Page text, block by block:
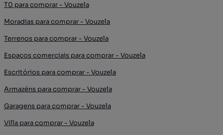
T0 para comprar - Vouzela
Moradias para comprar - Vouzela
Terrenos para comprar - Vouzela
Espaços comerciais para comprar - Vouzela
Escritórios para comprar - Vouzela
Armazéns para comprar - Vouzela
Garagens para comprar - Vouzela
Villa para comprar - Vouzela